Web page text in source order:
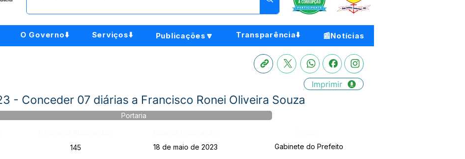
O Governo⬇️ Serviços⬇️ Publicações🔽 Transparência⬇️ 📰Notícias
Imprimir
- Conceder 07 diárias a Francisco Ronei Oliveira Souza
Portaria
145 18 de maio de 2023 Gabinete do Prefeito